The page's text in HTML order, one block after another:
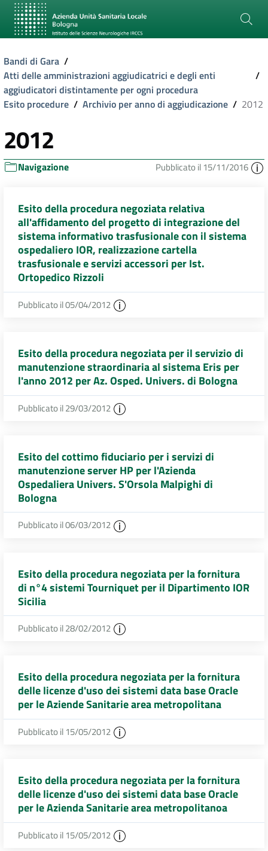
Bandi di Gara /
Atti delle amministrazioni aggiudicatrici e degli enti
aggiudicatori distintamente per ogni procedura
/
Esito procedure / Archivio per anno di aggiudicazione / 2012
2012
Navigazione Pubblicato il 15/11/2016
Esito della procedura negoziata relativa
all'affidamento del progetto di integrazione del
sistema informativo trasfusionale con il sistema
ospedaliero IOR, realizzazione cartella
trasfusionale e servizi accessori per Ist.
Ortopedico Rizzoli
Pubblicato il 05/04/2012
Esito della procedura negoziata per il servizio di
manutenzione straordinaria al sistema Eris per
l'anno 2012 per Az. Osped. Univers. di Bologna
Pubblicato il 29/03/2012
Esito del cottimo fiduciario per i servizi di
manutenzione server HP per l'Azienda
Ospedaliera Univers. S'Orsola Malpighi di
Bologna
Pubblicato il 06/03/2012
Esito della procedura negoziata per la fornitura
di n°4 sistemi Tourniquet per il Dipartimento IOR
Sicilia
Pubblicato il 28/02/2012
Esito della procedura negoziata per la fornitura
delle licenze d'uso dei sistemi data base Oracle
per le Aziende Sanitarie area metropolitana
Pubblicato il 15/05/2012
Esito della procedura negoziata per la fornitura
delle licenze d'uso dei sistemi data base Oracle
per le Azienda Sanitarie area metropolitanoa
Pubblicato il 15/05/2012